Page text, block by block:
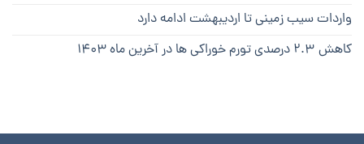
واردات سیب زمینی تا اردیبهشت ادامه دارد
کاهش ۲.۳ درصدی تورم خوراکی ها در آخرین ماه ۱۴۰۳